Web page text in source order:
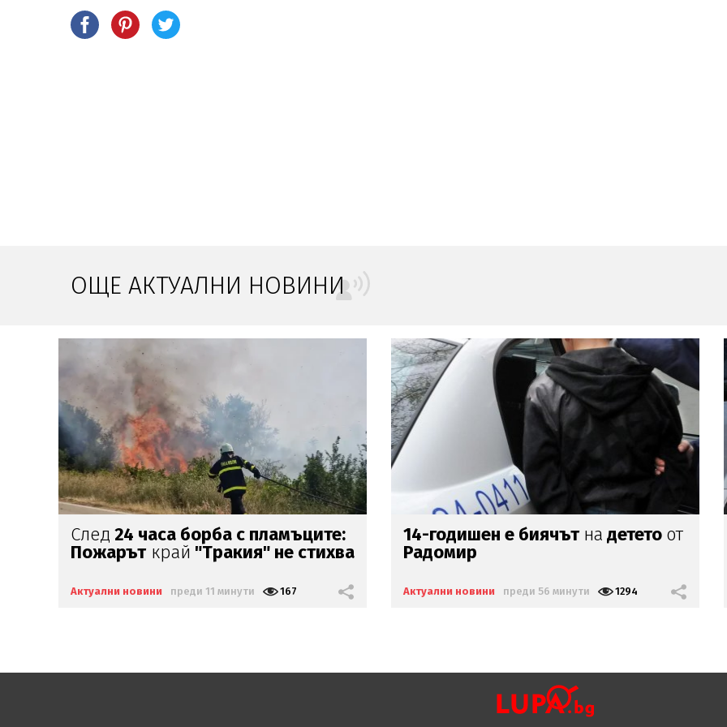
ОЩЕ АКТУАЛНИ НОВИНИ
14-годишен е биячътнадететоот
Радомир
Актуални новини преди 56 минути 1294
Ди Каприо се вталина почивкав
Испания
Актуални новини преди 1 час 1544